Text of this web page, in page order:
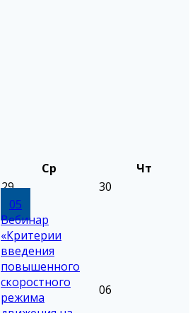
Ср Чт
29 30
05
Вебинар
«Критерии
введения
повышенного
скоростного
режима
06